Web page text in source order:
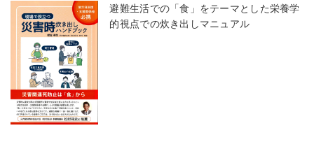
避難生活での「食」をテーマとした栄養学
的視点での炊き出しマニュアル